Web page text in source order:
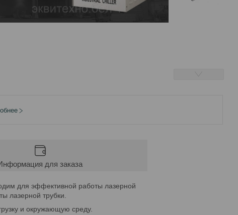
для заказа
для эффективной работы лазерной
лазерной трубки.
и окружающую среду.